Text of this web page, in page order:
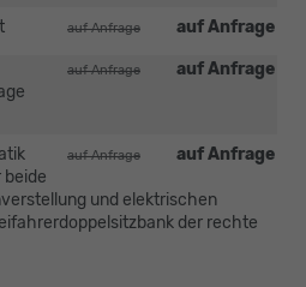
auf Anfrage
auf Anfrage
auf Anfrage
auf Anfrage
auf Anfrage
auf Anfrage
und elektrischen
der rechte